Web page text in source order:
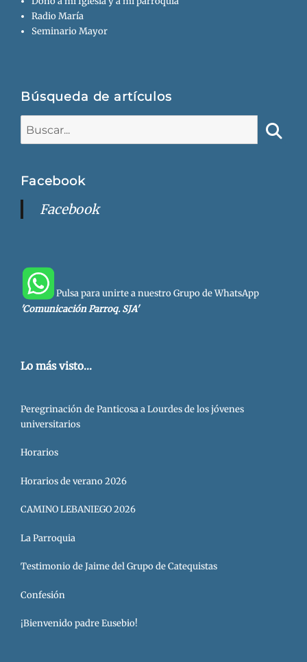
Radio María
Seminario Mayor
Búsqueda de artículos
Facebook
Facebook
Pulsa para unirte a nuestro Grupo de WhatsApp
'Comunicación Parroq. SJA'
Lo más visto...
Peregrinación de Panticosa a Lourdes de los jóvenes
universitarios
Horarios
Horarios de verano 2026
CAMINO LEBANIEGO 2026
La Parroquia
Testimonio de Jaime del Grupo de Catequistas
Confesión
¡Bienvenido padre Eusebio!